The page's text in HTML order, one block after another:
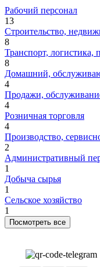
Рабочий персонал
13
Строительство,
8
Транспорт, логистика,
8
Домашний,
4
Продажи,
4
Розничная торговля
4
Производство,
2
Административный
1
Добыча сырья
1
Сельское хозяйство
1
Посмотреть все